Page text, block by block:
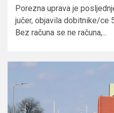
Porezna uprava je
jučer, objavila dobitnike/ce
Bez računa se ne računa,...